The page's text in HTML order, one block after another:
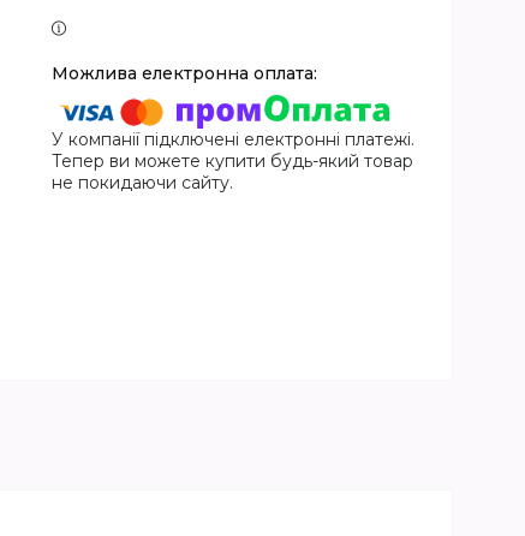
У компанії підключені електронні платежі.
Тепер ви можете купити будь-який товар
не покидаючи сайту.